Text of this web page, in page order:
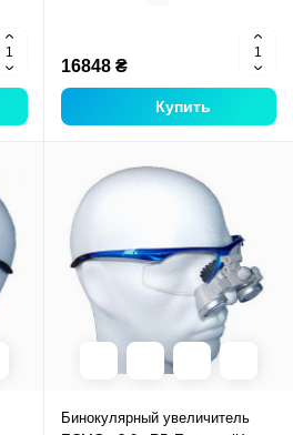
16848 ₴
Купить
Бинокулярный увеличитель